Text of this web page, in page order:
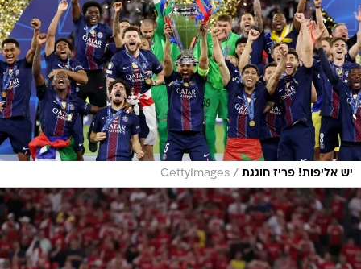
יש אליפות! פריז חוגגת /
GettyImages